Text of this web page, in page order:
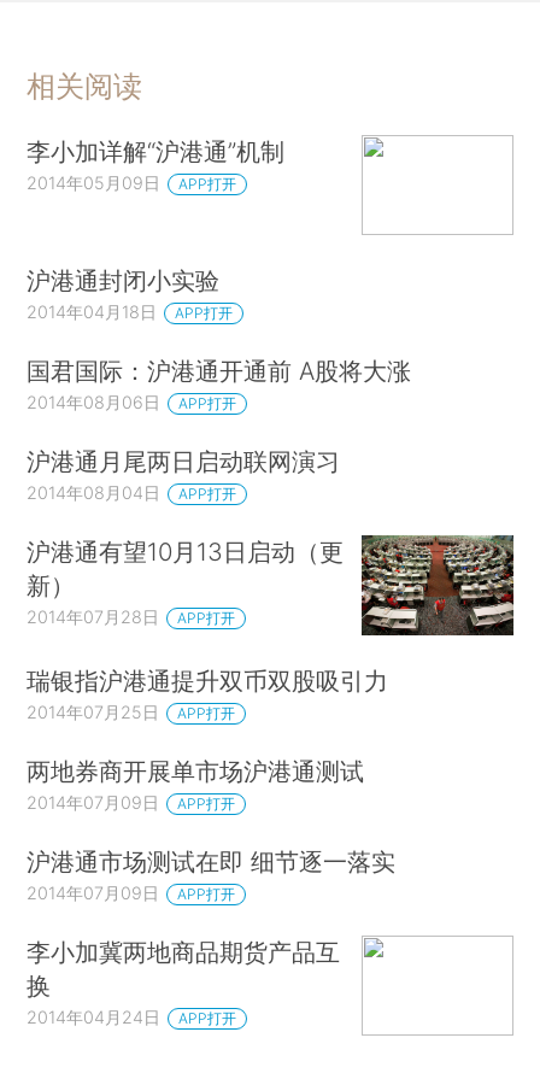
相关阅读
李小加详解“沪港通”机制
2014年05月09日 APP打开
沪港通封闭小实验
2014年04月18日 APP打开
国君国际：沪港通开通前 A股将大涨
2014年08月06日 APP打开
沪港通月尾两日启动联网演习
2014年08月04日 APP打开
沪港通有望10月13日启动（更
新）
2014年07月28日 APP打开
瑞银指沪港通提升双币双股吸引力
2014年07月25日 APP打开
两地券商开展单市场沪港通测试
2014年07月09日 APP打开
沪港通市场测试在即 细节逐一落实
2014年07月09日 APP打开
李小加冀两地商品期货产品互
换
2014年04月24日 APP打开